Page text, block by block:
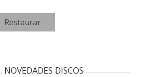
NOVEDADES DISCOS